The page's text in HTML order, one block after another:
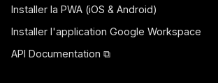
Installer la PWA (iOS & Android)
Installer l'application Google Workspace
API Documentation ⧉